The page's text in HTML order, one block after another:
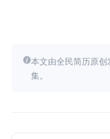
本文由全民简历原
集。